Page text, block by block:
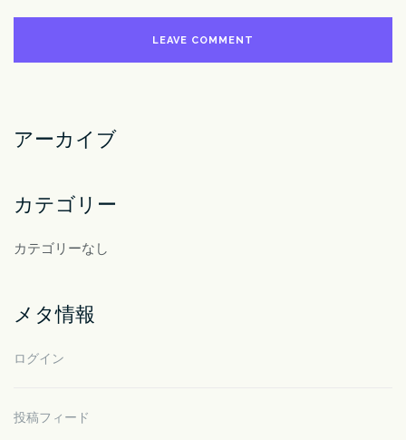
アーカイブ
カテゴリー
カテゴリーなし
メタ情報
ログイン
投稿フィード